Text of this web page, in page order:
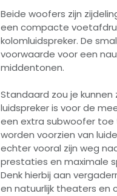
Beide woofers zijn
een compacte
kolomluidspreker. De
voorwaarde voor een
middentonen.
Standaard zou je kunnen
luidspreker is voor de
een extra subwoofer toe
worden voorzien van
echter vooral zijn weg
prestaties en maximale
Denk hierbij aan
en natuurlijk theaters en